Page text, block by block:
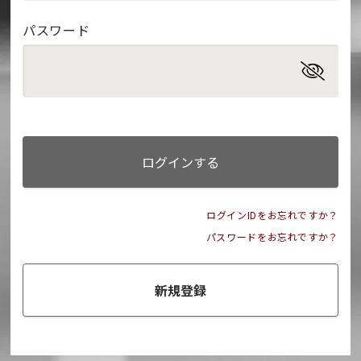
パスワード
ログインする
ログインIDをお忘れですか？
パスワードをお忘れですか？
新規登録